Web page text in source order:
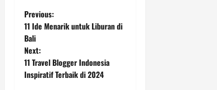
P
o
s
t
Previous:
11 Ide Menarik untuk Liburan di
Bali
Next:
11 Travel Blogger Indonesia
Inspiratif Terbaik di 2024